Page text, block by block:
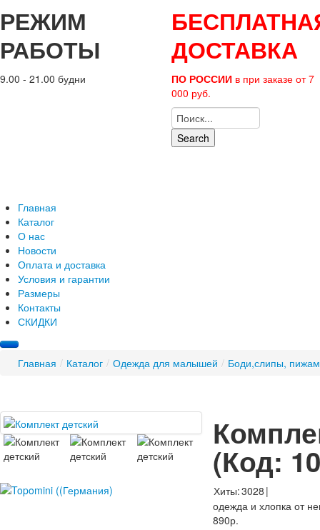
РЕЖИМ
РАБОТЫ
9.00 - 21.00 будни
ДОСТАВКА
ПО РОССИИ в при заказе от 7
000 руб.
Search
Главная
Каталог
О нас
Новости
Оплата и доставка
Условия и гарантии
Размеры
Контакты
СКИДКИ
Главная / Каталог / Одежда для малышей / Боди,слипы,
(Код:
Хиты:3028 |
одежда и хлопка от
890р.